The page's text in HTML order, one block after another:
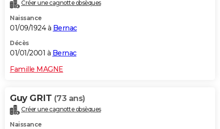
Créer une cagnotte obsèques
Naissance
01/09/1924 à Bernac
Décès
01/01/2001 à Bernac
Famille MAGNE
Guy GRIT (73 ans)
Créer une cagnotte obsèques
Naissance